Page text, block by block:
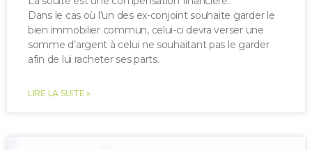
Dans le cas où l’un des ex-conjoint souhaite garder le
bien immobilier commun, celui-ci devra verser une
somme d’argent à celui ne souhaitant pas le garder
afin de lui racheter ses parts.
LIRE LA SUITE »